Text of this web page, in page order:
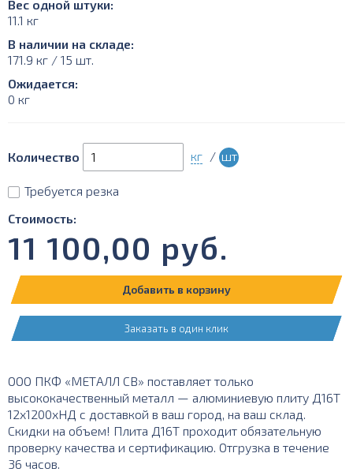
Вес одной штуки:
11.1 кг
В наличии на складе:
171.9 кг / 15 шт.
Ожидается:
0 кг
Количество кг / шт
Требуется резка
Стоимость:
11 100,00 руб.
Добавить в корзину
Заказать в один клик
ООО ПКФ «МЕТАЛЛ СВ» поставляет только
высококачественный металл — алюминиевую плиту Д16Т
12х1200хНД с доставкой в ваш город, на ваш склад.
Скидки на объем! Плита Д16Т проходит обязательную
проверку качества и сертификацию. Отгрузка в течение
36 часов.